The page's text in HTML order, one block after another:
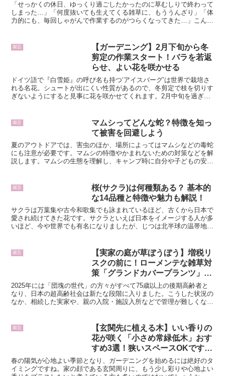
「せっかくの休日、ゆっくり過ごしたかったのに草むしりで終わって
しまった…」「何度抜いても生えてくる雑草に、もううんざり」「体
力的にも、毎回しゃがんで作業するのがつらくなってきた…」こんな
園芸
【ガーデニング】2月下旬から冬
剪定の作業スタート！バラを若返
らせ、よい花を咲かせる
ドイツ語で『白雪姫』の呼び名も持つ‘アイスバーグ’は世界で栽培さ
れる名花。シュートが出にくい性質があるので、冬剪定で枝を切りす
ぎないようにすると見事に花を咲かせてくれます。2月中旬を過ぎる
園芸
マムシってどんな蛇？特徴を知っ
て被害を回避しよう
夏のアウトドアでは、害虫のほか、場所によってはマムシなどの毒蛇
にも注意が必要です。マムシの特徴やかまれないための対策などを解
説します。マムシの生態を理解し、キャンプ時に自分や子どもの安全
園芸
桜(サクラ)は何種類ある？ 基本的
な14品種と特徴や魅力も解説！
サクラは万葉集や古今和歌集でも詠まれているほど、古くから日本で
愛され続けてきた花です。サクラといえば日本をイメージする人が多
いほど、今や世界でも有名になりましたが、じつは北半球の温帯地域
園芸
【実家の庭が草ぼうぼう】増税リ
スクの前に！ローメンテな雑草対
策「グランドカバープランツ」3
選草むしりの負担を大幅カット。
遠方の実家でも無理なく続く管理
のコツと、知っておきたい新登記
2025年には「団塊の世代」の方々がすべて75歳以上の後期高齢者と
なり、日本の超高齢社会は新たな段階に入りました。こうした状況の
なか、相続した実家や、親の入院・施設入所などで管理が難しくなっ
園芸
【玄関先に植える木】いい香りの
花が咲く「小さめ常緑低木」おす
すめ3選！狭いスペースOKです乾
燥に強い木や半日陰を好む木も！
初心者でも育てやすいローメンテ
春の陽気が心地よい季節となり、ガーデニングを始めるには絶好のタ
イミングですね。家の顔である玄関周りに、もう少し彩りや心地よい